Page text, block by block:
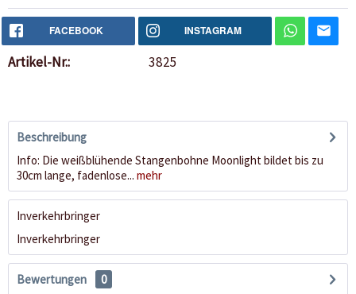
FACEBOOK INSTAGRAM
Artikel-Nr.: 3825
Beschreibung
Info: Die weißblühende Stangenbohne Moonlight bildet bis zu
30cm lange, fadenlose... mehr
Inverkehrbringer
Inverkehrbringer
Bewertungen
0